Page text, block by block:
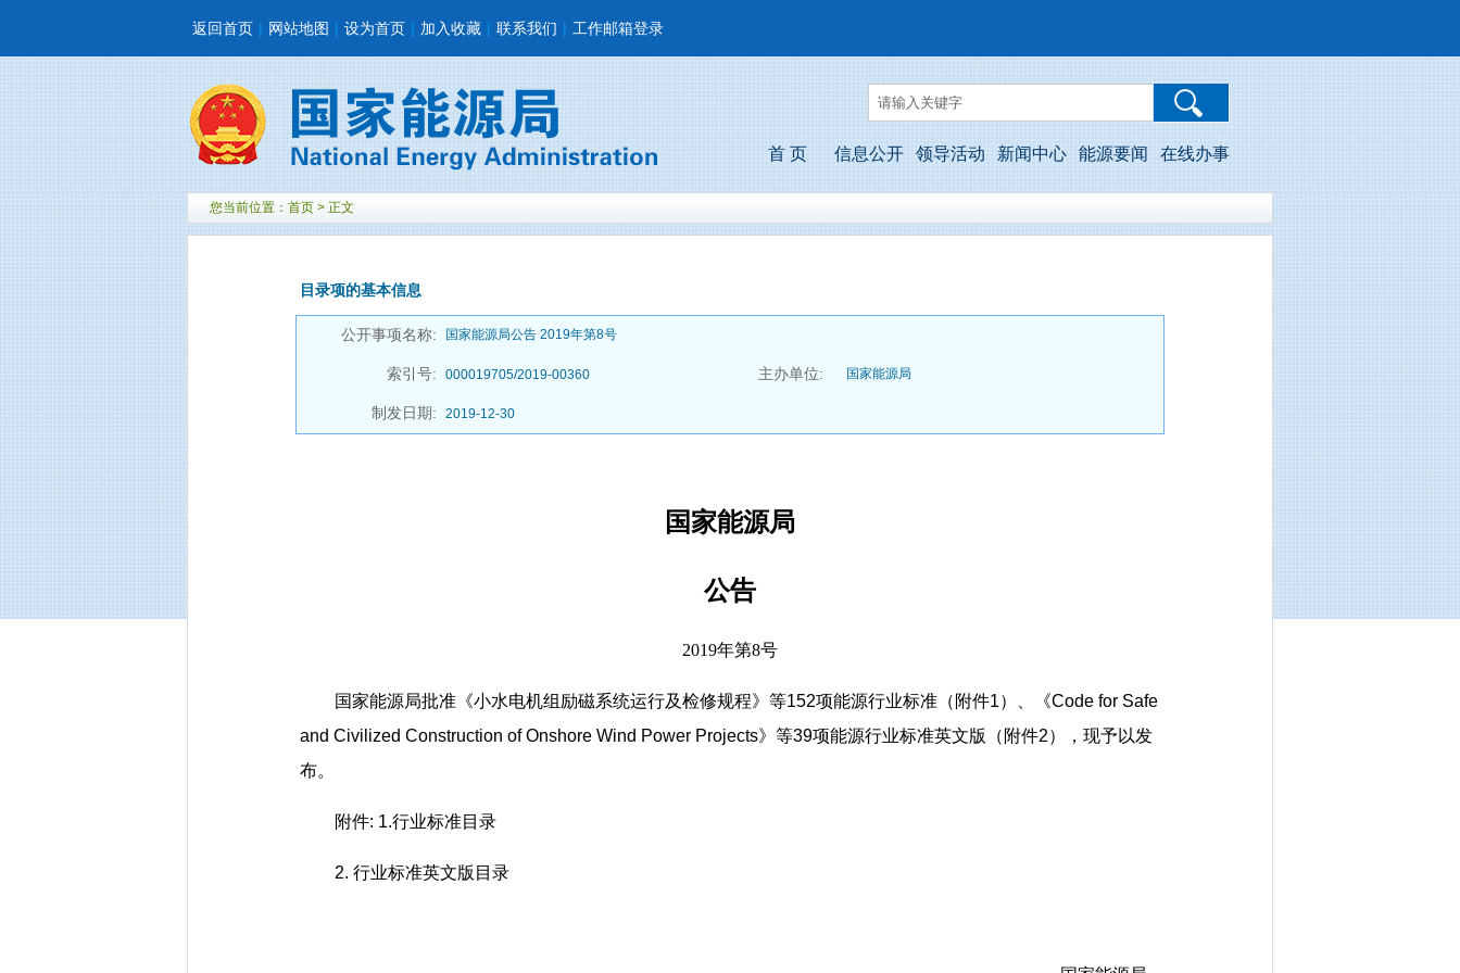
返回首页 | 网站地图 | 设为首页 | 加入收藏 | 联系我们 | 工作邮箱登录
首 页 信息公开 领导活动 新闻中心 能源要闻 在线办事
您当前位置： 首页 > 正文
目录项的基本信息
公开事项名称: 国家能源局公告 2019年第8号
索引号: 000019705/2019-00360 主办单位: 国家能源局
制发日期: 2019-12-30
国家能源局
公告
2019年第8号
国家能源局批准《小水电机组励磁系统运行及检修规程》等152项能源行业标准（附件1）、《Code for Safe
and Civilized Construction of Onshore Wind Power Projects》等39项能源行业标准英文版（附件2），现予以发
布。
附件: 1.行业标准目录
2. 行业标准英文版目录